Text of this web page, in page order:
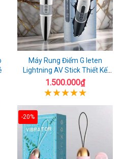
Máy Rung Điểm G leten
Lightning AV Stick Thiết Kế
Thông Minh
1.500.000₫
-20%